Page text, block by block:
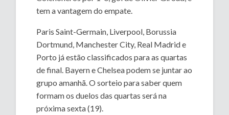
tem a vantagem do empate.
Paris Saint-Germain, Liverpool, Borussia
Dortmund, Manchester City, Real Madrid e
Porto já estão classificados para as quartas
de final. Bayern e Chelsea podem se juntar ao
grupo amanhã. O sorteio para saber quem
formam os duelos das quartas será na
próxima sexta (19).